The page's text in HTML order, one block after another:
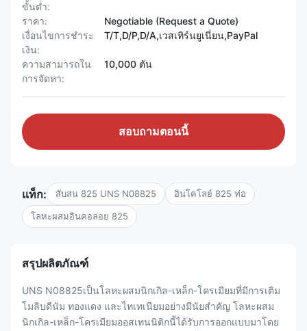
ขั้นต่ำ:
ราคา:
Negotiable (Request a Quote)
เงื่อนไขการชำระ
เงิน:
T/T,D/P,D/A,เวสเทิร์นยูเนี่ยน,PayPal
ความสามารถใน
การจัดหา:
10,000 ตัน
สอบถามตอนนี้
แท็ก: สับสน 825 UNS N08825 อินโคโลย์ 825 ท่อ
โลหะผสมอินคอลอย 825
สรุปผลิตภัณฑ์
UNS N08825เป็นโลหะผสมนิกเกิล-เหล็ก-โครเมียมที่มีการเติม
โมลิบดีนัม ทองแดง และไทเทเนียมอย่างมีนัยสำคัญ โลหะผสม
นิกเกิล-เหล็ก-โครเมียมออสเทนนิติกนี้ได้รับการออกแบบมาโดย